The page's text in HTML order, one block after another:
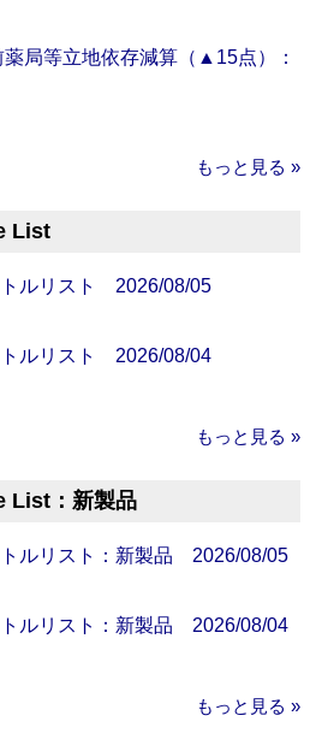
薬局等立地依存減算（▲15点）：
もっと見る »
List
ルリスト 2026/08/05
ルリスト 2026/08/04
もっと見る »
List：新製品
ルリスト：新製品 2026/08/05
ルリスト：新製品 2026/08/04
もっと見る »